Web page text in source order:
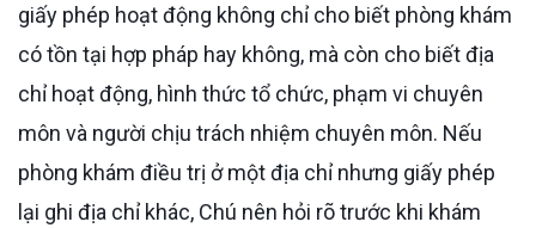
giấy phép hoạt động không chỉ cho biết phòng khám
có tồn tại hợp pháp hay không, mà còn cho biết địa
chỉ hoạt động, hình thức tổ chức, phạm vi chuyên
môn và người chịu trách nhiệm chuyên môn. Nếu
phòng khám điều trị ở một địa chỉ nhưng giấy phép
lại ghi địa chỉ khác, Chú nên hỏi rõ trước khi khám